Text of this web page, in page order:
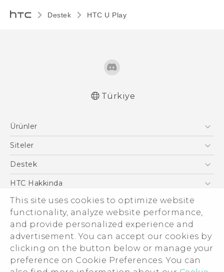
This site uses cookies to optimize website
functionality, analyze website performance,
and provide personalized experience and
advertisement. You can accept our cookies by
clicking on the button below or manage your
preference on Cookie Preferences. You can
Destek HTC U Play‎
Türkiye
Ürünler
Akıllı Telefonlar
VIVE
Siteler
HTC Dev
Destek
Destek Merkezi
HTC Hakkinda
ESG
Yatırımcı (İNGİLİZCE)
Gizlilik Politikası
Ürün Güvenliği
Cookie Preferences
© 2011-2026 HTC Corporation